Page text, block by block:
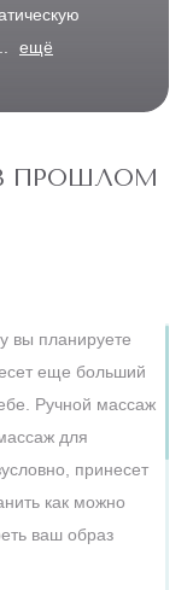
ещё
ПРОШЛОМ
вы планируете
еще больший
Ручной массаж
для
принесет
как можно
ваш образ